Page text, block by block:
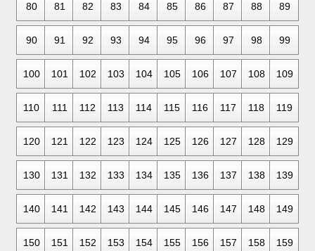
80 81 82 83 84 85 86 87 88 89
90 91 92 93 94 95 96 97 98 99
100 101 102 103 104 105 106 107 108 109
110 111 112 113 114 115 116 117 118 119
120 121 122 123 124 125 126 127 128 129
130 131 132 133 134 135 136 137 138 139
140 141 142 143 144 145 146 147 148 149
150 151 152 153 154 155 156 157 158 159